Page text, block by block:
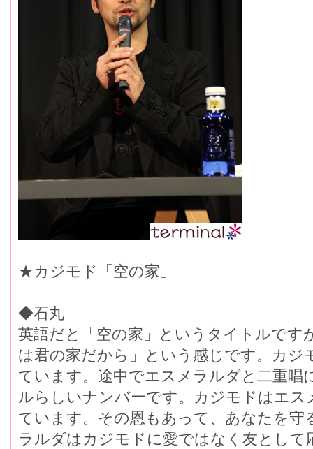
★カジモド「空の家」
◆石丸
英語だと「空の家」というタイトルです
は君の家だから」という感じです。カジ
ています。途中でエスメラルダと二重唱
ルらしいナンバーです。カジモドはエ
ています。その恩もあって、あなたを守
ラルダはカジモドに愛ではなく友とし